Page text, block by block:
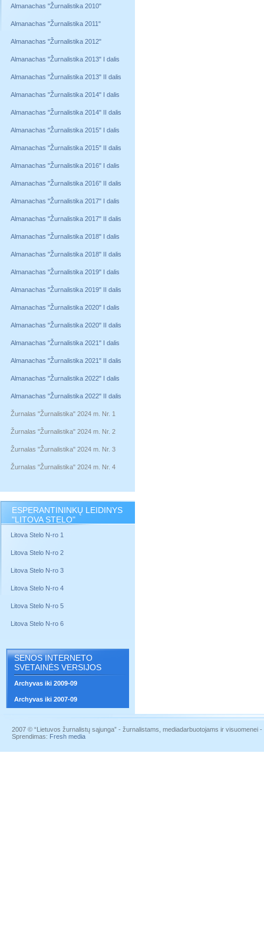
Almanachas "Žurnalistika 2010"
Almanachas "Žurnalistika 2011"
Almanachas "Žurnalistika 2012"
Almanachas "Žurnalistika 2013" I dalis
Almanachas "Žurnalistika 2013" II dalis
Almanachas "Žurnalistika 2014" I dalis
Almanachas "Žurnalistika 2014" II dalis
Almanachas "Žurnalistika 2015" I dalis
Almanachas "Žurnalistika 2015" II dalis
Almanachas "Žurnalistika 2016" I dalis
Almanachas "Žurnalistika 2016" II dalis
Almanachas "Žurnalistika 2017" I dalis
Almanachas "Žurnalistika 2017" II dalis
Almanachas "Žurnalistika 2018" I dalis
Almanachas "Žurnalistika 2018" II dalis
Almanachas "Žurnalistika 2019" I dalis
Almanachas "Žurnalistika 2019" II dalis
Almanachas "Žurnalistika 2020" I dalis
Almanachas "Žurnalistika 2020" II dalis
Almanachas "Žurnalistika 2021" I dalis
Almanachas "Žurnalistika 2021" II dalis
Almanachas "Žurnalistika 2022" I dalis
Almanachas "Žurnalistika 2022" II dalis
Žurnalas "Žurnalistika" 2024 m. Nr. 1
Žurnalas "Žurnalistika" 2024 m. Nr. 2
Žurnalas "Žurnalistika" 2024 m. Nr. 3
Žurnalas "Žurnalistika" 2024 m. Nr. 4
ESPERANTININKŲ LEIDINYS
"LITOVA STELO"
Litova Stelo N-ro 1
Litova Stelo N-ro 2
Litova Stelo N-ro 3
Litova Stelo N-ro 4
Litova Stelo N-ro 5
Litova Stelo N-ro 6
SENOS INTERNETO
SVETAINĖS VERSIJOS
Archyvas iki 2009-09
Archyvas iki 2007-09
2007 © “Lietuvos žurnalistų sąjunga” - žurnalistams, mediadarbuotojams ir visuomenei
Sprendimas: Fresh media